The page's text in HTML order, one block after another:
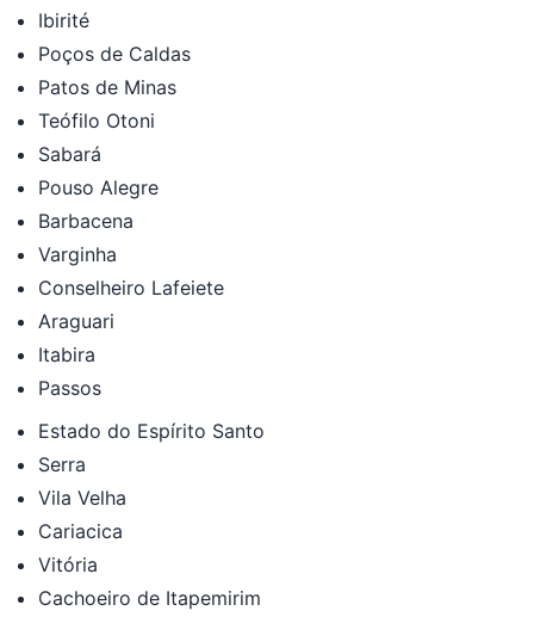
Ibirité
Poços de Caldas
Patos de Minas
Teófilo Otoni
Sabará
Pouso Alegre
Barbacena
Varginha
Conselheiro Lafeiete
Araguari
Itabira
Passos
Estado do Espírito Santo
Serra
Vila Velha
Cariacica
Vitória
Cachoeiro de Itapemirim